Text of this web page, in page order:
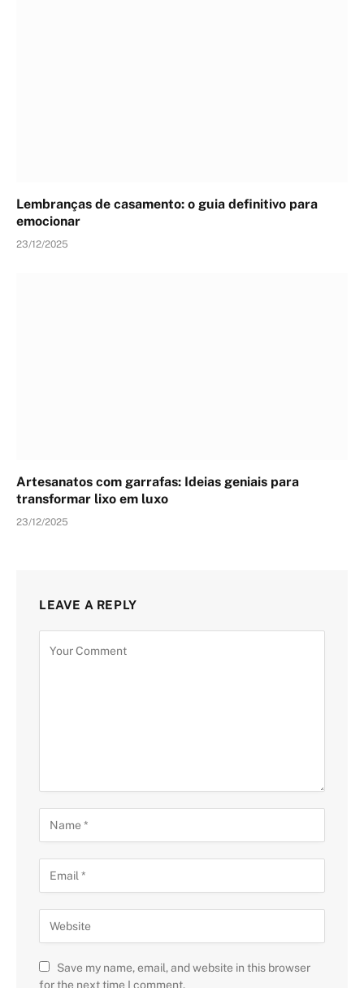
Lembranças de casamento: o guia definitivo para
emocionar
23/12/2025
Artesanatos com garrafas: Ideias geniais para
transformar lixo em luxo
23/12/2025
LEAVE A REPLY
Save my name, email, and website in this browser
for the next time I comment.